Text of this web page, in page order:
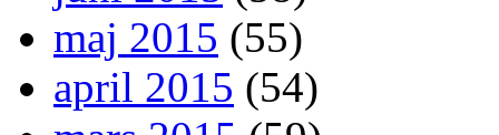
maj 2015 (55)
april 2015 (54)